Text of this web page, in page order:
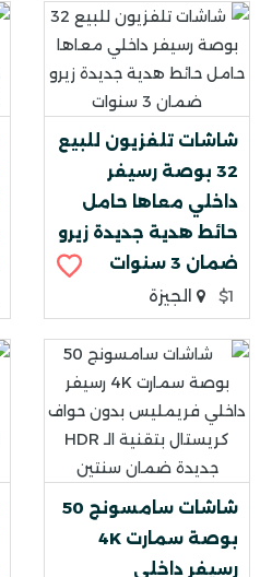
شاشات تلفزيون للبيع
32 بوصة رسيفر
داخلي معاها حامل
حائط هدية جديدة زيرو
ضمان 3 سنوات
$1
الجيزة
شاشات سامسونج 50
بوصة سمارت 4K
رسيفر داخلي